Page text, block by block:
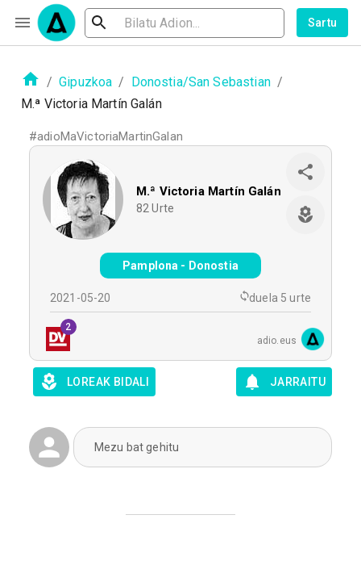
Sartu
/ Gipuzkoa / Donostia/San Sebastian /
M.ª Victoria Martín Galán
#adioMaVictoriaMartinGalan
M.ª Victoria Martín Galán
82 Urte
Pamplona - Donostia
2021-05-20 duela 5 urte
2
adio.eus
LOREAK BIDALI JARRAITU
Mezu bat gehitu